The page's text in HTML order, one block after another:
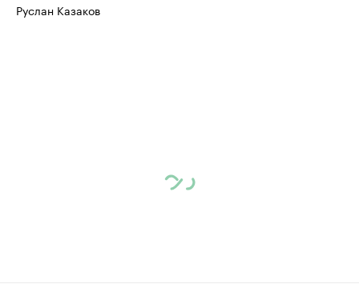
Руслан Казаков